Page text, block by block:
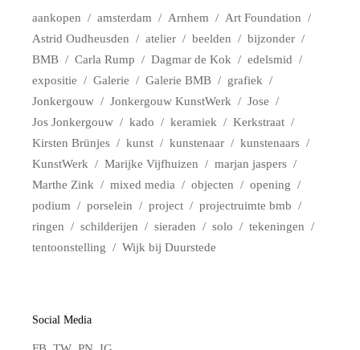
aankopen amsterdam Arnhem
Art Foundation
Astrid Oudheusden
atelier beelden
bijzonder
BMB
Carla Rump Dagmar de Kok
edelsmid
expositie
Galerie Galerie BMB
grafiek
Jonkergouw
Jonkergouw KunstWerk
Jose
Jos Jonkergouw
kado keramiek
Kerkstraat
Kirsten Brünjes
kunst kunstenaar
kunstenaars
KunstWerk
Marijke Vijfhuizen
marjan jaspers
Marthe Zink
mixed media objecten
opening
podium
porselein project
projectruimte bmb
ringen
schilderijen sieraden solo
tekeningen
tentoonstelling
Wijk bij Duurstede
Social Media